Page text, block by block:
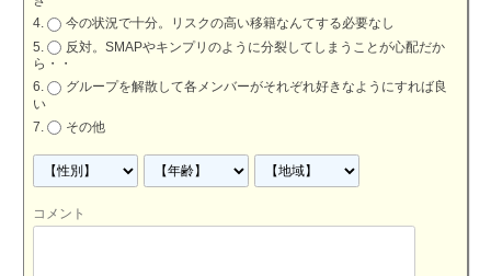
今の状況で十分。リスクの高い移籍なんてする必要なし
反対。SMAPやキンプリのように分裂してしまうことが心配だか
ら・・
グループを解散して各メンバーがそれぞれ好きなようにすれば良
い
その他
コメント